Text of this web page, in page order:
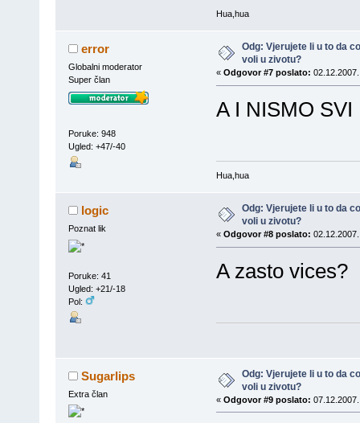
Hua,hua
error
Globalni moderator
Super član
Poruke: 948
Ugled: +47/-40
Odg: Vjerujete li u to da
voli u zivotu?
« Odgovor #7 poslato:
A I NISMO SVI
Hua,hua
logic
Poznat lik
Poruke: 41
Ugled: +21/-18
Pol:
Odg: Vjerujete li u to da
voli u zivotu?
« Odgovor #8 poslato:
A zasto vices?
Sugarlips
Extra član
Odg: Vjerujete li u to da
voli u zivotu?
« Odgovor #9 poslato: